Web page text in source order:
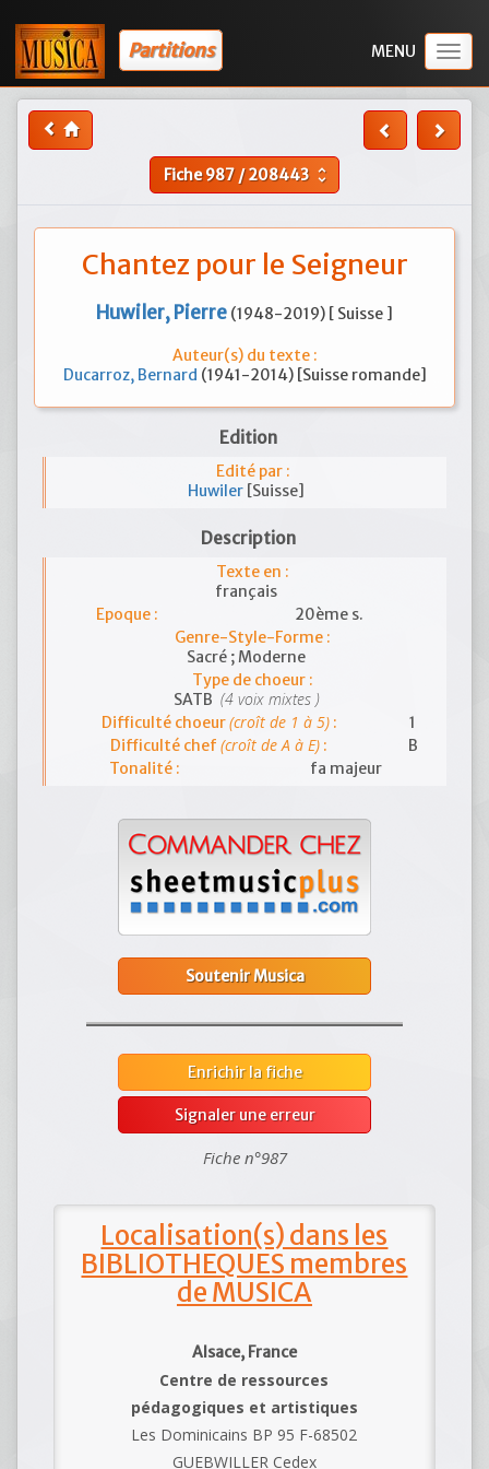
Partitions
Fiche987/208443 unfold_more
Chantez pour le Seigneur
Huwiler, Pierre (1948-2019) [ Suisse ]
Auteur(s) du texte :
Ducarroz, Bernard (1941-2014) [Suisse romande]
Edition
Edité par :
Huwiler [Suisse]
Description
Texte en :
français
Epoque :
20ème s.
Genre-Style-Forme :
Sacré ; Moderne
Type de choeur :
SATB (4 voix mixtes )
Difficulté choeur(croît de 1 à 5):
1
Difficulté chef(croît de A à E) :
B
Tonalité :
fa majeur
Soutenir Musica
Enrichir la fiche
Signaler une erreur
Fiche n°987
Localisation(s) dans les
BIBLIOTHEQUES membres
de MUSICA
Alsace, France
Centre de ressources
pédagogiques et artistiques
Les Dominicains BP 95 F-68502
GUEBWILLER Cedex